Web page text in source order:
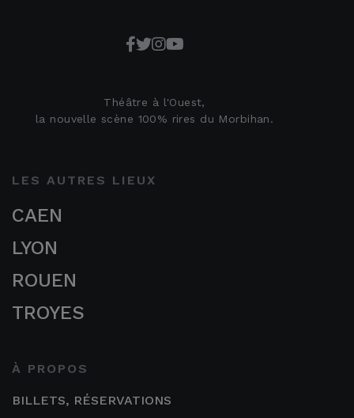
Théâtre à l'Ouest,
la nouvelle scène 100% rires du Morbihan.
LES AUTRES LIEUX
CAEN
LYON
ROUEN
TROYES
À PROPOS
BILLETS, RÉSERVATIONS